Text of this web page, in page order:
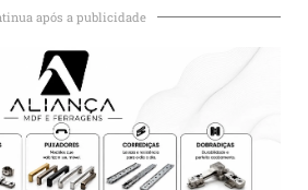
após a publicidade